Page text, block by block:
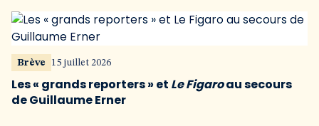
Brève 15 juillet 2026
Les « grands reporters » et Le Figaroau secours
de Guillaume Erner